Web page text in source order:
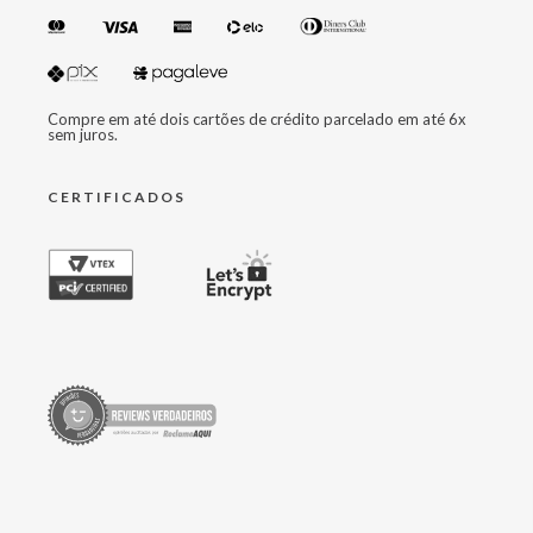
Compre em até dois cartões de crédito parcelado em até 6x
sem juros.
CERTIFICADOS